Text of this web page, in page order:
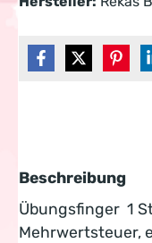
Beschreibung
Übungsfinger 1